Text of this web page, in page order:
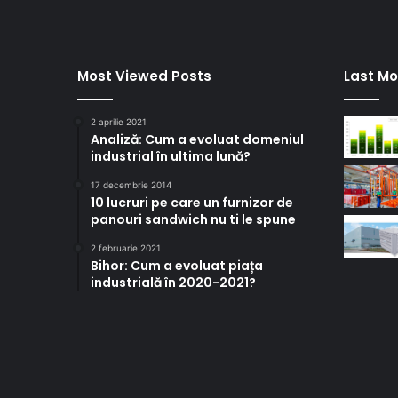
Most Viewed Posts
2 aprilie 2021
Analiză: Cum a evoluat domeniul
industrial în ultima lună?
17 decembrie 2014
10 lucruri pe care un furnizor de
panouri sandwich nu ti le spune
2 februarie 2021
Bihor: Cum a evoluat piața
industrială în 2020-2021?
Last